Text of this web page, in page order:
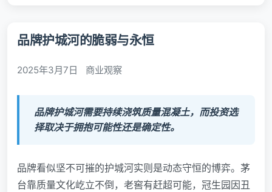
品牌护城河的脆弱与永恒
2025年3月7日 商业观察
品牌护城河需要持续浇筑质量混凝土，而投资选
择取决于拥抱可能性还是确定性。
品牌看似坚不可摧的护城河实则是动态守恒的博弈。茅
台靠质量文化屹立不倒，老窖有赶超可能，冠生园因丑